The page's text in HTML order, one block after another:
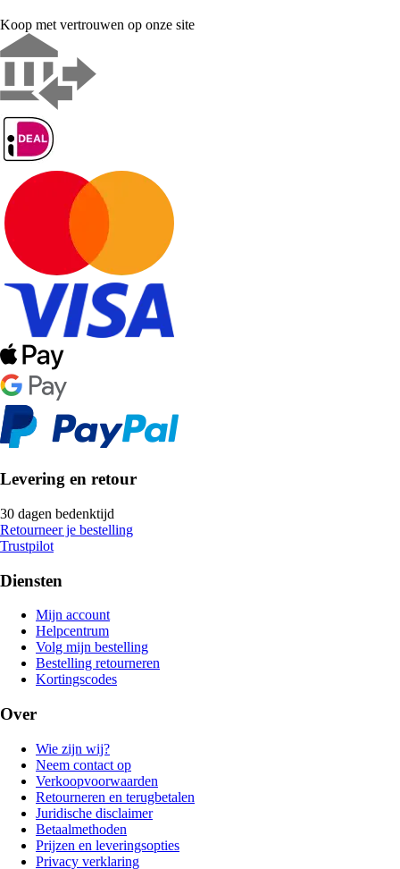
Koop met vertrouwen op onze site
Levering en retour
30 dagen bedenktijd
Retourneer je bestelling
Trustpilot
Diensten
Mijn account
Helpcentrum
Volg mijn bestelling
Bestelling retourneren
Kortingscodes
Over
Wie zijn wij?
Neem contact op
Verkoopvoorwaarden
Retourneren en terugbetalen
Juridische disclaimer
Betaalmethoden
Prijzen en leveringsopties
Privacy verklaring